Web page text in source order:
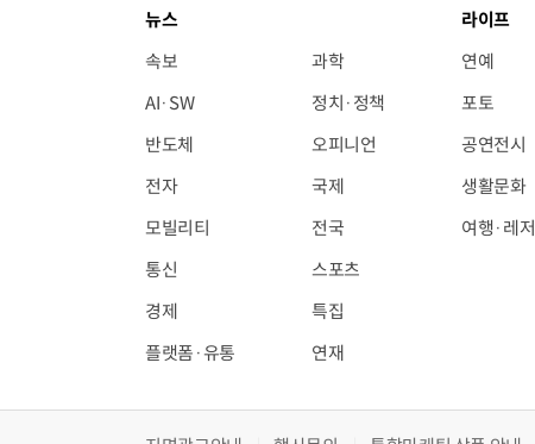
뉴스
속보
AI·SW
반도체
전자
모빌리티
통신
경제
플랫폼·유통
과학
정치·정책
오피니언
국제
전국
스포츠
특집
연재
라이프
연예
포토
공연전시
생활문화
여행·레저